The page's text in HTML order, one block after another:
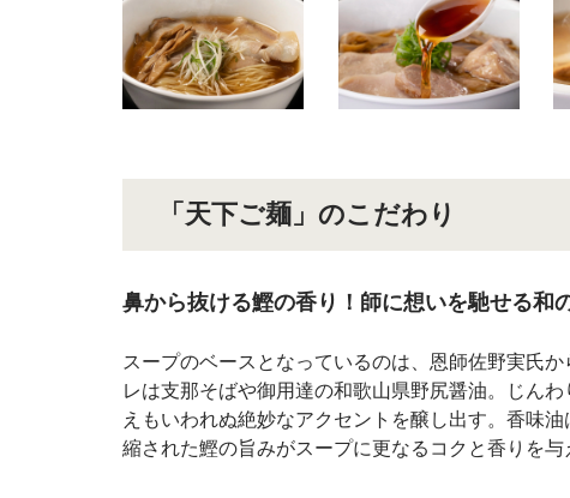
「天下ご麺」のこだわり
鼻から抜ける鰹の香り！師に想いを馳せる和
スープのベースとなっているのは、恩師佐野実氏
レは支那そばや御用達の和歌山県野尻醤油。じん
えもいわれぬ絶妙なアクセントを醸し出す。香味
縮された鰹の旨みがスープに更なるコクと香りを